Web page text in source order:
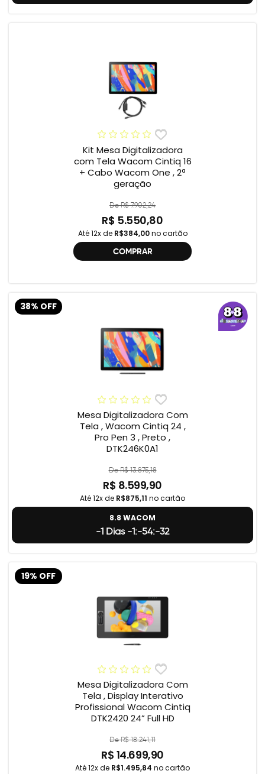
Kit Mesa Digitalizadora
com Tela Wacom Cintiq 16
+ Cabo Wacom One , 2ª
geração
De R$ 7.902,24
R$ 5.550,80
Até 12x de R$384,00no cartão
COMPRAR
38% OFF
Mesa Digitalizadora Com
Tela , Wacom Cintiq 24 ,
Pro Pen 3 , Preto ,
DTK246K0A1
De R$ 13.875,18
R$ 8.599,90
Até 12x de R$875,11 no cartão
8.8 WACOM
-1 Dias -1:-54:-33
19% OFF
Mesa Digitalizadora Com
Tela , Display Interativo
Profissional Wacom Cintiq
DTK2420 24” Full HD
De R$ 18.241,11
R$ 14.699,90
Até 12x de R$1.495,84 no cartão